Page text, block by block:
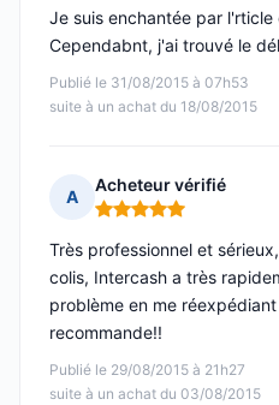
Publié le 31/08/2015 à 07h53
suite à un achat du 18/08/2015
Je suis enchantée par
Cependabnt, j'ai trouvé le
A
Acheteur vérifié
Note : 5 sur 5
Publié le 29/08/2015 à 21h27
suite à un achat du 03/08/2015
Très professionnel et
colis, Intercash a très
problème en me
recommande!!